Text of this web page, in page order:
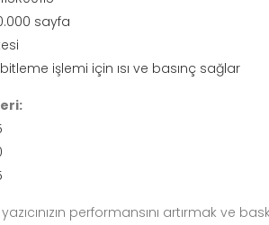
sayfa
işlemi için ısı ve basınç sağlar
performansını artırmak ve